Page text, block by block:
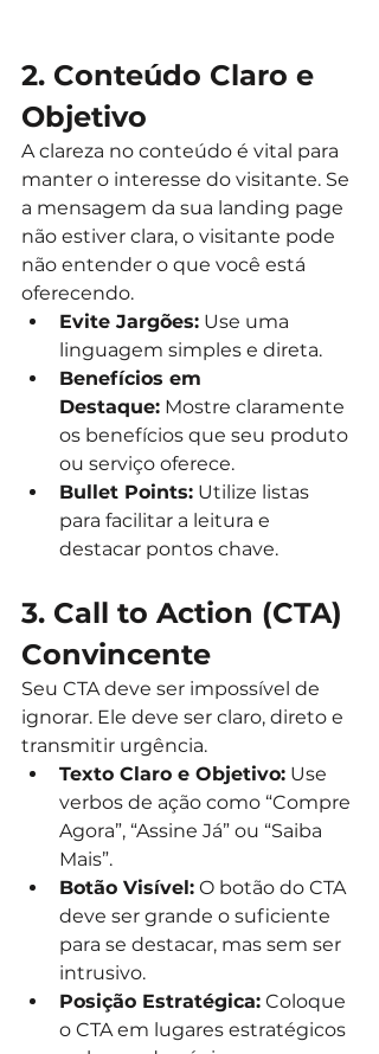
2. Conteúdo Claro e
Objetivo
A clareza no conteúdo é vital para
manter o interesse do visitante. Se
a mensagem da sua landing page
não estiver clara, o visitante pode
não entender o que você está
oferecendo.
Evite Jargões: Use uma
linguagem simples e direta.
Benefícios em
Destaque: Mostre claramente
os benefícios que seu produto
ou serviço oferece.
Bullet Points: Utilize listas
para facilitar a leitura e
destacar pontos chave.
3. Call to Action (CTA)
Convincente
Seu CTA deve ser impossível de
ignorar. Ele deve ser claro, direto e
transmitir urgência.
Texto Claro e Objetivo: Use
verbos de ação como “Compre
Agora”, “Assine Já” ou “Saiba
Mais”.
Botão Visível: O botão do CTA
deve ser grande o suficiente
para se destacar, mas sem ser
intrusivo.
Posição Estratégica: Coloque
o CTA em lugares estratégicos